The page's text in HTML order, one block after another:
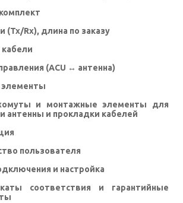
(Tx/Rx), длина по заказу
(ACU ↔ антенна)
и монтажные элементы для
антенны и прокладки кабелей
пользователя
и настройка
соответствия и гарантийные